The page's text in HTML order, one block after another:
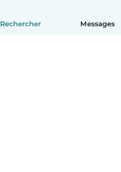
Rechercher Messages